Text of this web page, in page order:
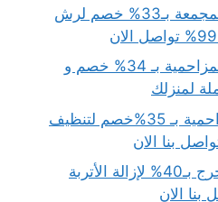
شركة مكافحة حشرات بالمجمعة بـ33% خصم لرش
شركة مكافحة حشرات بالمزاحمية بـ 34% خصم و
شركة تنظيف منازل بالمزاحمية بـ 35%خصم لتنظيف
شركة تنظيف مكيفات بالخرج بـ40% لإزالة الأتربة